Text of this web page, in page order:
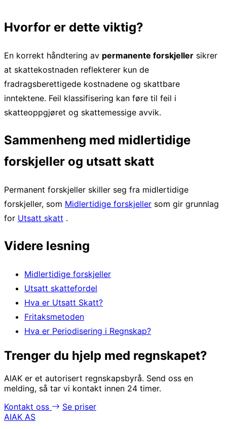
Hvorfor er dette viktig?
En korrekt håndtering av permanente forskjeller sikrer
at skattekostnaden reflekterer kun de
fradragsberettigede kostnadene og skattbare
inntektene. Feil klassifisering kan føre til feil i
skatteoppgjøret og skattemessige avvik.
Sammenheng med midlertidige
forskjeller og utsatt skatt
Permanent forskjeller skiller seg fra midlertidige
forskjeller, som Midlertidige forskjeller som gir grunnlag
for Utsatt skatt .
Videre lesning
Midlertidige forskjeller
Utsatt skattefordel
Hva er Utsatt Skatt?
Fritaksmetoden
Hva er Periodisering i Regnskap?
Trenger du hjelp med regnskapet?
AIAK er et autorisert regnskapsbyrå. Send oss en
melding, så tar vi kontakt innen 24 timer.
Kontakt oss
Se priser
AIAK AS